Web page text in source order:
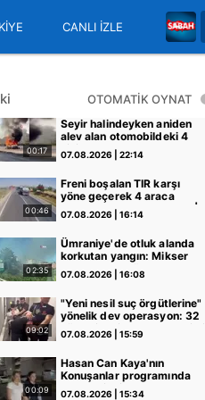
CANLI İZLE
OTOMATİK OYNAT
00:17
Seyir halindeyken aniden
alev alan otomobildeki 4
kişi yaralandı
07.08.2026 | 22:14
00:46
Freni boşalan TIR karşı
yöne geçerek 4 araca
çarptı! O anlar kamerada |
Video
07.08.2026 | 16:14
02:35
Ümraniye'de otluk alanda
korkutan yangın: Mikser
hortumuyla müdahale
edildi | Video
07.08.2026 | 16:08
09:02
"Yeni nesil suç örgütlerine"
yönelik dev operasyon: 32
şüpheli adliyeye sevk edildi
| Video
07.08.2026 | 15:59
00:09
Hasan Can Kaya'nın
Konuşanlar programında
çalışma izni bulunmayan
07.08.2026 | 15:34